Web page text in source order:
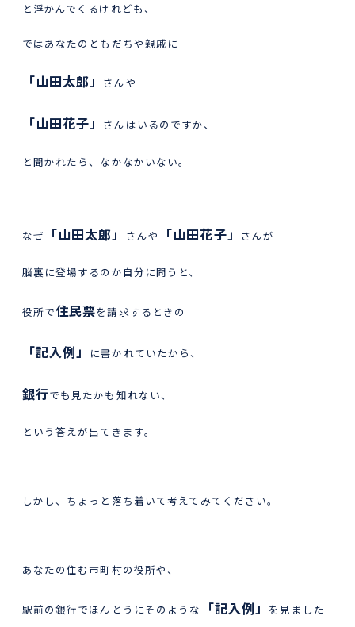
と浮かんでくるけれども、
ではあなたのともだちや親戚に
「山田太郎」 さんや
「山田花子」 さんはいるのですか、
と聞かれたら、なかなかいない。
なぜ 「山田太郎」 さんや 「山田花子」 さんが
脳裏に登場するのか自分に問うと、
役所で住民票を請求するときの
「記入例」 に書かれていたから、
銀行でも見たかも知れない、
という答えが出てきます。
しかし、ちょっと落ち着いて考えてみてください。
あなたの住む市町村の役所や、
駅前の銀行でほんとうにそのような 「記入例」
を見ました